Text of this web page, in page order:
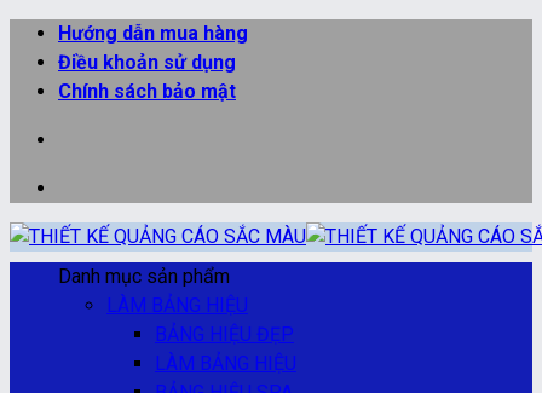
qua
Hướng dẫn mua hàng
Điều khoản sử dụng
Chính sách bảo mật
Danh mục sản phẩm
LÀM BẢNG HIỆU
BẢNG HIỆU ĐẸP
LÀM BẢNG HIỆU